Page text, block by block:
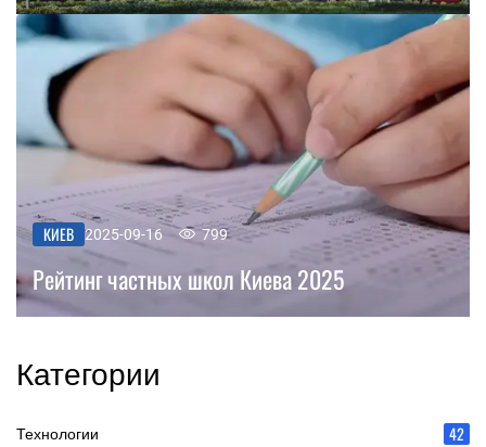
КИЕВ 2025-09-16 799
Рейтинг частных школ Киева 2025
Категории
Технологии 42